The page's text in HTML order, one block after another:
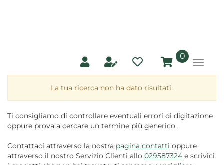
0prodotti
inseriti
La tua ricerca non ha dato risultati.
Ti consigliamo di controllare eventuali errori di digitazione
oppure prova a cercare un termine più generico.
Contattaci attraverso la nostra pagina contatti oppure
attraverso il nostro Servizio Clienti allo 029587324 e scrivici